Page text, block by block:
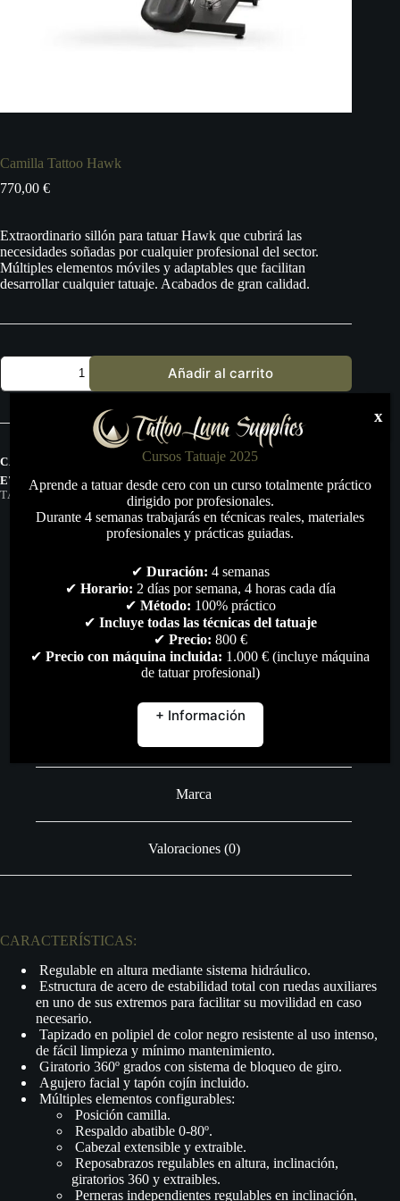
Camilla Tattoo Hawk
770,00 €
Extraordinario sillón para tatuar Hawk que cubrirá las
necesidades soñadas por cualquier profesional del sector.
Múltiples elementos móviles y adaptables que facilitan
desarrollar cualquier tatuaje. Acabados de gran calidad.
Camilla
Hawk
Añadir al carrito
CATEGORÍAS: MOBILIARIO,TODO
ETIQUETAS: CAMILLA,LUNA,MOBILIARIO, TATTOO,
TATTOO-LUNA, TATUAJE
Marca
Valoraciones (0)
CARACTERÍSTICAS:
Regulable en altura mediante sistema hidráulico.
Estructura de acero de estabilidad total con ruedas auxiliares
en uno de sus extremos para facilitar su movilidad en caso
necesario.
Tapizado en polipiel de color negro resistente al uso intenso,
de fácil limpieza y mínimo mantenimiento.
Giratorio 360º grados con sistema de bloqueo de giro.
Agujero facial y tapón cojín incluido.
Múltiples elementos configurables:
Posición camilla.
Respaldo abatible 0-80º.
Cabezal extensible y extraible.
Reposabrazos regulables en altura, inclinación,
giratorios 360 y extraibles.
Perneras independientes regulables en inclinación,
Cursos Tatuaje 2025
Aprende a tatuar desde cero con un curso totalmente práctico
dirigido por profesionales.
Durante 4 semanas trabajarás en técnicas reales, materiales
profesionales y prácticas guiadas.
✔ Duración: 4 semanas
✔ Horario: 2 días por semana, 4 horas cada día
✔ Método: 100% práctico
✔ Incluye todas las técnicas del tatuaje
✔ Precio: 800 €
✔ Precio con máquina incluida: 1.000 € (incluye máquina
de tatuar profesional)
+ Información
x